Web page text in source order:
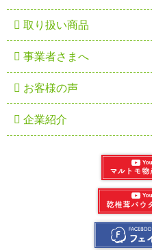
取り扱い商品
事業者さまへ
お客様の声
企業紹介